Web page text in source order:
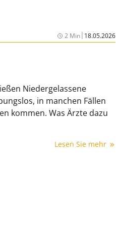
2 Min| 18.05.2026
Niedergelassene
in manchen Fällen
kommen. Was Ärzte dazu
Lesen Sie mehr